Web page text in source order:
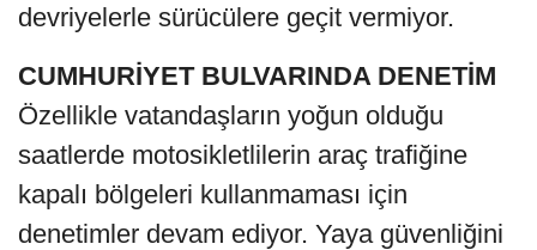
devriyelerle sürücülere geçit vermiyor.
CUMHURİYET BULVARINDA DENETİM
Özellikle vatandaşların yoğun olduğu
saatlerde motosikletlilerin araç trafiğine
kapalı bölgeleri kullanmaması için
denetimler devam ediyor. Yaya güvenliğini